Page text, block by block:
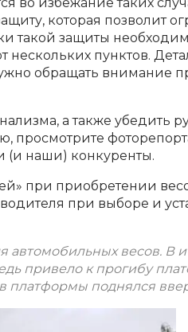
которая позволит
такой защиты
нескольких пунктов.
обращать внимание
а также убедить
просмотрите
(и наши) конкуренты.
при приобретении
при выборе и
весов. В
привело к прогибу
платформы поднялся